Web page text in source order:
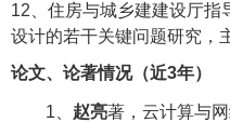
12 、住房与城乡建建设厅指
设计的若干关键问题研究，
论文、论著情况（近3年）
1 赵亮著，云计算与网